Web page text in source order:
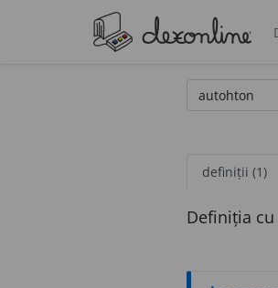
definiții (1)
Definiția cu